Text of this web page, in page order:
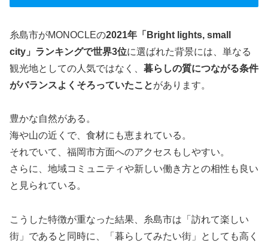
糸島市がMONOCLEの2021年「Bright lights, small
city」ランキングで世界3位に選ばれた背景には、単なる
観光地としての人気ではなく、 暮らしの質につながる条件
がバランスよくそろっていたことがあります。
豊かな自然がある。
海や山の近くで、食材にも恵まれている。
それでいて、福岡市方面へのアクセスもしやすい。
さらに、地域コミュニティや新しい働き方との相性も良い
と見られている。
こうした特徴が重なった結果、糸島市は「訪れて楽しい
街」であると同時に、「暮らしてみたい街」としても高く